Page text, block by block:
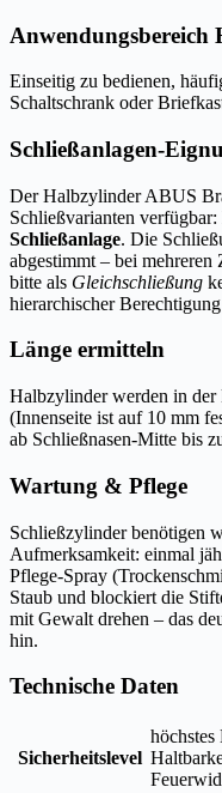
Anwendungsbereich
Einseitig zu bedienen,
Schaltschrank oder
Schließanlagen-
Der Halbzylinder ABUS
Schließvarianten verfügbar:
Schließanlage. Die
abgestimmt – bei
bitte als Gleichschließung
hierarchischer
Länge ermitteln
Halbzylinder werden in der
(Innenseite ist auf 10 mm
ab Schließnasen-Mitte bis
Wartung & Pflege
Schließzylinder benötigen
Aufmerksamkeit: einmal
Pflege-Spray
Staub und blockiert die
mit Gewalt drehen – das
hin.
Technische Daten
Sicherheitslevel
höchstes